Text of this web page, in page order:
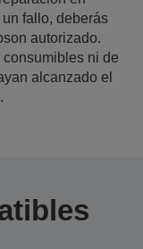
fallo, deberás
autorizado.
ni de
alcanzado el